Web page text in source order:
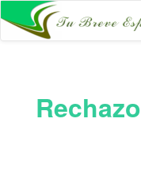
Rechazo